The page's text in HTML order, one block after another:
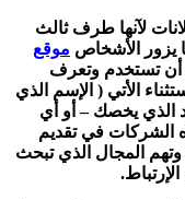
لآنها طرف ثالث
يزور الأشخاص موقع
أن تستخدم وتعرف
الأتي ( الإسم الذي
الذي يخصك – أو أي
الشركات في تقديم
وتهم المجال الذي تبحث